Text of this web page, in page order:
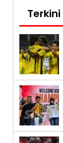
Terkini